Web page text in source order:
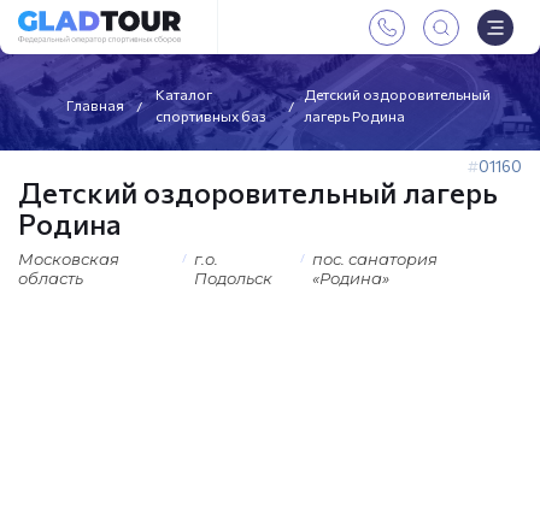
Главная
Каталог
спортивных баз
Детский оздоровительный
лагерь Родина
01160
Детский оздоровительный лагерь
Родина
Московская
область
г.о.
Подольск
пос. санатория
«Родина»